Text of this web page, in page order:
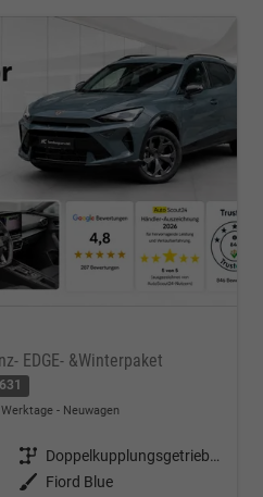
EDGE- &Winterpaket
Neuwagen
Getriebe
Doppelkupplungsgetriebe (DSG)
Außenfarbe
Fiord Blue